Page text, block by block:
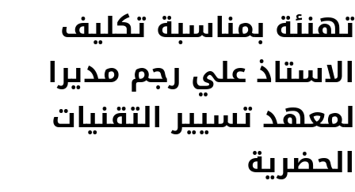
تهنئة بمناسبة تكليف
الاستاذ علي رجم مديرا
لمعهد تسيير التقنيات
الحضرية